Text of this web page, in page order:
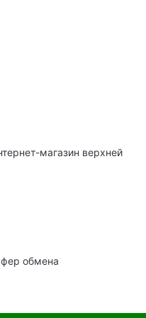
магазин верхней
обмена